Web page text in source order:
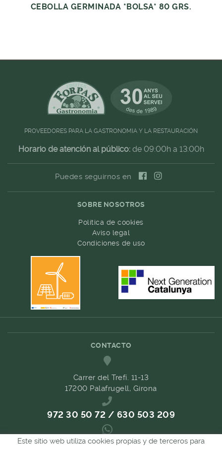
CEBOLLA GERMINADA *BOLSA* 80 GRS.
PROVEEDORES PARA LA GASTRONOMIA Y LA RESTAURACIÓN
Horario de atención al público:de 09:00h a 13:00h
Puedes seguirnos en
SOBRE NOSOTROS
Política de cookies
Aviso legal
Condiciones de uso
CONTACTO
Carrer del Trefí. 11-13
17200 Palafrugell, Girona
972 30 50 72 / 630 503 209
689 657 489
Este sitio web utiliza cookies propias y de terceros para